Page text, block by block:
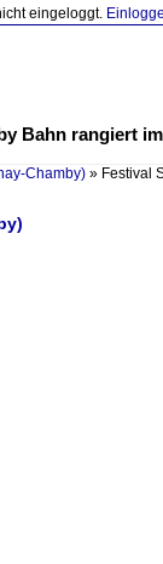
eingeloggt.
Bahn rangiert
Chamby) » Festival